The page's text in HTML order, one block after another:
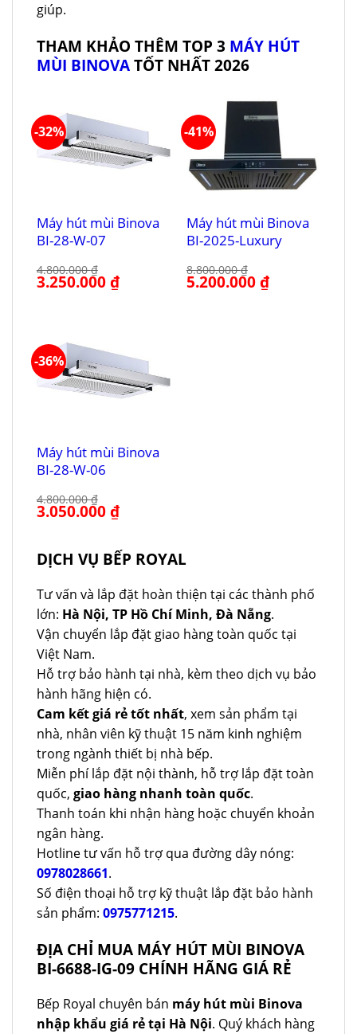
giúp.
THAM KHẢO THÊM TOP 3 MÁY HÚT
MÙI BINOVATỐT NHẤT 2026
-32%
Máy hút mùi Binova
BI-28-W-07
4.800.000₫
Giá
gốc
3.250.000₫Giá
hiện
-41%
Máy hút mùi Binova
BI-2025-Luxury
8.800.000₫
Giá
gốc
5.200.000₫Giá
hiện
-36%
Máy hút mùi Binova
BI-28-W-06
4.800.000₫
Giá
gốc
3.050.000₫Giá
hiện
3.050.000 ₫.
DỊCH VỤ BẾP ROYAL
Tư vấn và lắp đặt hoàn thiện tại các thành phố
lớn: Hà Nội, TP Hồ Chí Minh, Đà Nẵng.
Vận chuyển lắp đặt giao hàng toàn quốc tại
Việt Nam.
Hỗ trợ bảo hành tại nhà, kèm theo dịch vụ bảo
hành hãng hiện có.
Cam kết giá rẻ tốt nhất, xem sản phẩm tại
nhà, nhân viên kỹ thuật 15 năm kinh nghiệm
trong ngành thiết bị nhà bếp.
Miễn phí lắp đặt nội thành, hỗ trợ lắp đặt toàn
quốc, giao hàng nhanh toàn quốc.
Thanh toán khi nhận hàng hoặc chuyển khoản
ngân hàng.
Hotline tư vấn hỗ trợ qua đường dây nóng:
0978028661.
Số điện thoại hỗ trợ kỹ thuật lắp đặt bảo hành
sản phẩm: 0975771215.
ĐỊA CHỈ MUA MÁY HÚT MÙI BINOVA
BI-6688-IG-09 CHÍNH HÃNG GIÁ RẺ
Bếp Royal chuyên bán máy hút mùi Binova
nhập khẩu giá rẻ tại Hà Nội. Quý khách hàng